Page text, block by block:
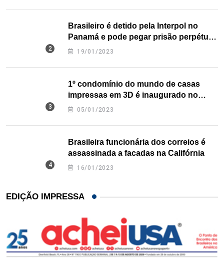
Brasileiro é detido pela Interpol no
Panamá e pode pegar prisão perpétua
nos EUA
19/01/2023
1º condomínio do mundo de casas
impressas em 3D é inaugurado no
Texas
05/01/2023
Brasileira funcionária dos correios é
assassinada a facadas na Califórnia
16/01/2023
EDIÇÃO IMPRESSA